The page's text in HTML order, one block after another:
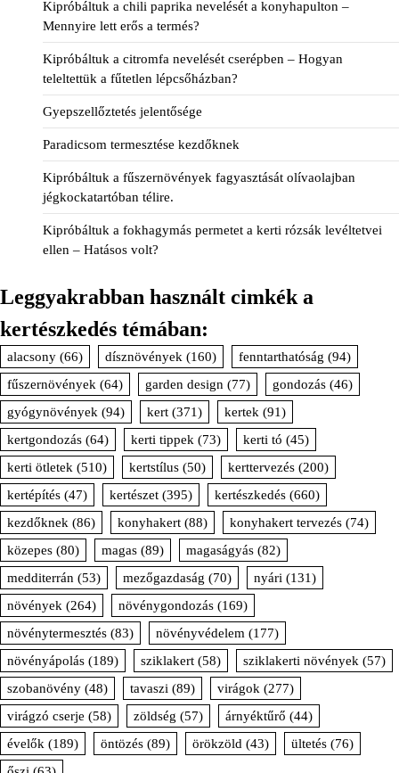
Kipróbáltuk a chili paprika nevelését a konyhapulton –
Mennyire lett erős a termés?
Kipróbáltuk a citromfa nevelését cserépben – Hogyan
teleltettük a fűtetlen lépcsőházban?
Gyepszellőztetés jelentősége
Paradicsom termesztése kezdőknek
Kipróbáltuk a fűszernövények fagyasztását olívaolajban
jégkockatartóban télire.
Kipróbáltuk a fokhagymás permetet a kerti rózsák levéltetvei
ellen – Hatásos volt?
Leggyakrabban használt cimkék a
kertészkedés témában:
alacsony (66) dísznövények (160) fenntarthatóság (94)
fűszernövények (64) garden design (77) gondozás (46)
gyógynövények (94) kert (371) kertek (91)
kertgondozás (64) kerti tippek (73) kerti tó (45)
kerti ötletek (510) kertstílus (50) kerttervezés (200)
kertépítés (47) kertészet (395) kertészkedés (660)
kezdőknek (86) konyhakert (88) konyhakert tervezés (74)
közepes (80) magas (89) magaságyás (82)
medditerrán (53) mezőgazdaság (70) nyári (131)
növények (264) növénygondozás (169)
növénytermesztés (83) növényvédelem (177)
növényápolás (189) sziklakert (58) sziklakerti növények (57)
szobanövény (48) tavaszi (89) virágok (277)
virágzó cserje (58) zöldség (57) árnyéktűrő (44)
évelők (189) öntözés (89) örökzöld (43) ültetés (76)